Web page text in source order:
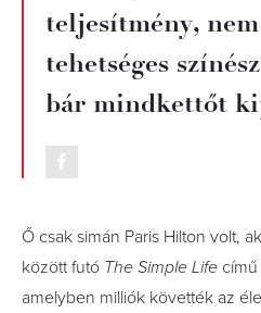
teljesítmény,
tehetséges
bár mindkettőt
Ő csak simán Paris Hilton volt,
között futó The Simple Life
amelyben milliók követték az